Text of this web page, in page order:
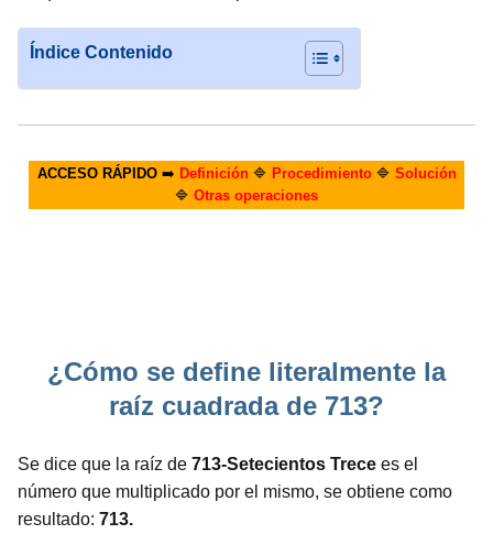
Índice Contenido
ACCESO RÁPIDO➡️ Definición🔷 Procedimiento🔷 Solución
🔷 Otras operaciones
¿Cómo se define literalmente la
raíz cuadrada de 713?
Se dice que la raíz de 713-Setecientos Trece es el
número que multiplicado por el mismo, se obtiene como
resultado: 713.